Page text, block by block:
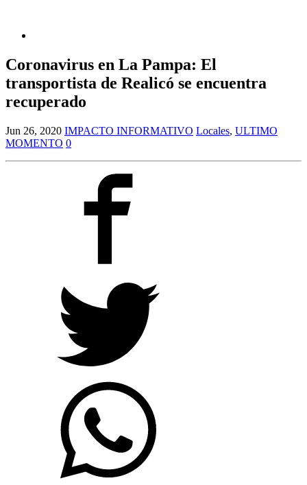
Coronavirus en La Pampa: El
transportista de Realicó se encuentra
recuperado
Jun 26, 2020 IMPACTO INFORMATIVO Locales, ULTIMO
MOMENTO 0